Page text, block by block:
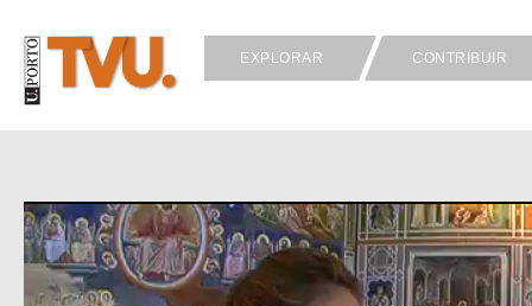
EXPLORAR CONTRIBUIR